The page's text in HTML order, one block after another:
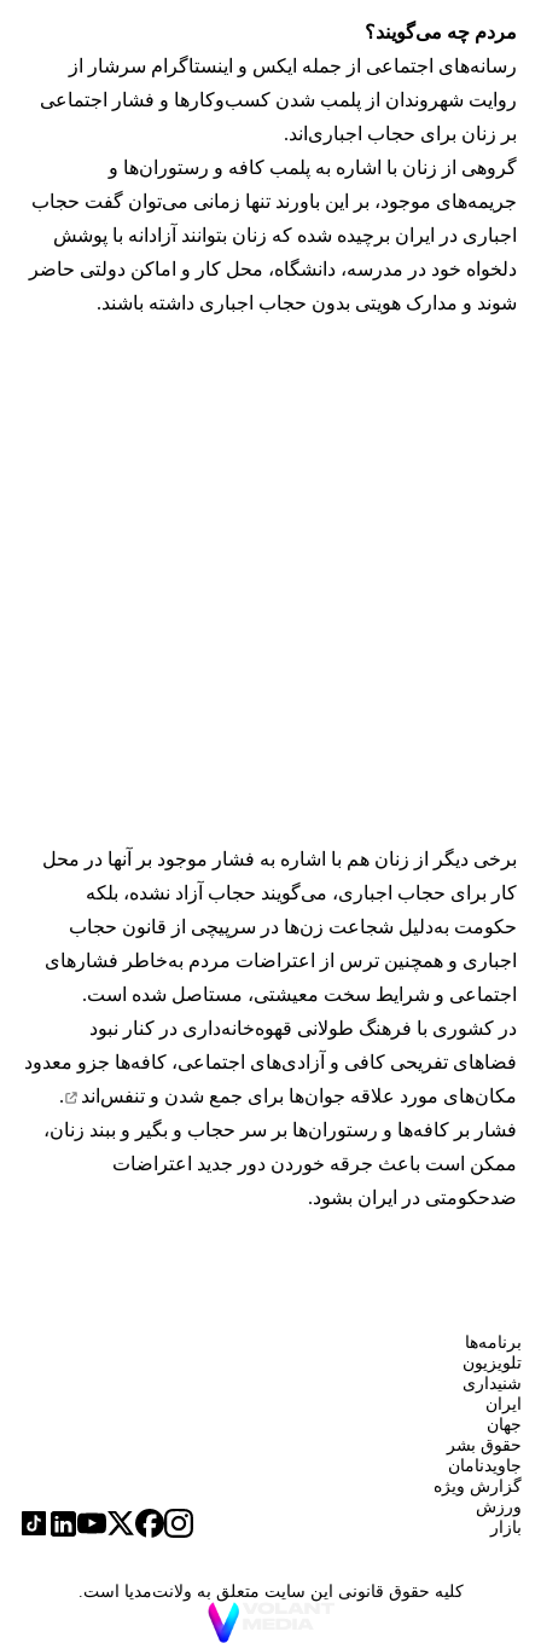
مردم چه می‌گویند؟
رسانه‎‌های اجتماعی از جمله ایکس و اینستاگرام سرشار از
روایت شهروندان از پلمب شدن کسب‌وکارها و فشار اجتماعی
بر زنان برای حجاب اجباری‌اند.
گروهی از زنان با اشاره به پلمب کافه و رستوران‌ها و
جریمه‌های موجود، بر این باورند تنها زمانی می‌توان گفت حجاب
اجباری در ایران برچیده شده که زنان بتوانند آزادانه با پوشش
دلخواه خود در مدرسه، دانشگاه، محل کار و اماکن دولتی حاضر
شوند و مدارک هویتی بدون حجاب اجباری داشته باشند.
برخی دیگر از زنان هم با اشاره به فشار موجود بر آنها در محل
کار برای حجاب اجباری، می‌گویند حجاب آزاد نشده، بلکه
حکومت به‌دلیل شجاعت زن‌ها در سرپیچی از قانون حجاب
اجباری و همچنین ترس از اعتراضات مردم به‌خاطر فشارهای
اجتماعی و شرایط سخت معیشتی، مستاصل شده است.
در کشوری با فرهنگ طولانی قهوه‌‌خانه‌داری در کنار نبود
فضاهای تفریحی کافی و آزادی‌های اجتماعی، کافه‌ها جزو معدود
مکان‌های مورد علاقه جوان‌ها برای جمع شدن و تنفس‌اند
.
فشار بر کافه‌ها و رستوران‌ها بر سر حجاب و بگیر و ببند زنان،
ممکن است باعث جرقه خوردن دور جدید اعتراضات
ضدحکومتی در ایران بشود.
برنامه‌ها
تلویزیون
شنیداری
ایران
جهان
حقوق بشر
جاویدنامان
گزارش ویژه
ورزش
بازار
کلیه حقوق قانونی این سایت متعلق به ولانت‌مدیا است.